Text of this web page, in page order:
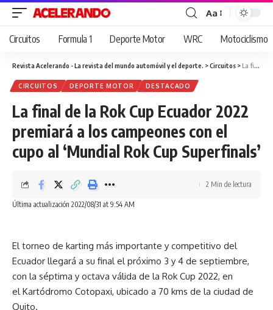
Cambiar
tamaño
fuente
Aa
Circuitos Formula 1 Deporte Motor WRC Motociclismo
Revista Acelerando - La revista del mundo automóvil y el deporte. >Circuitos >La final de la Rok Cup Ecuador 2022 premiará a los campeones con el cupo al ‘Mundial Rok Cup Superfinals’
CIRCUITOS DEPORTE MOTOR DESTACADO
La final de la Rok Cup Ecuador 2022
premiará a los campeones con el
cupo al ‘Mundial Rok Cup Superfinals’
Última actualización 2022/08/31 at 9:54 AM
2 Min de lectura
El torneo de karting más importante y competitivo del
Ecuador llegará a su final el próximo 3 y 4 de septiembre,
con la séptima y octava válida de la Rok Cup 2022, en
el Kartódromo Cotopaxi, ubicado a 70 kms de la ciudad de
Quito.